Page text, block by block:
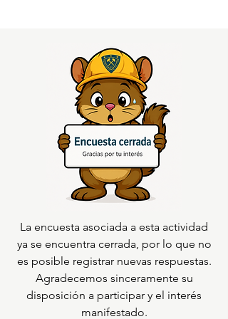
La encuesta asociada a esta actividad
ya se encuentra cerrada, por lo que no
es posible registrar nuevas respuestas.
Agradecemos sinceramente su
disposición a participar y el interés
manifestado.